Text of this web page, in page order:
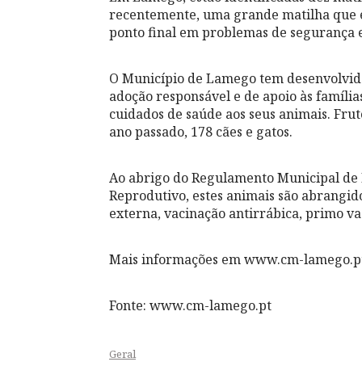
recentemente, uma grande matilha que
ponto final em problemas de
O Município de Lamego tem
adoção responsável e de apoio às
cuidados de saúde aos seus animais.
ano passado, 178 cães e gatos.
Ao abrigo do Regulamento Municipal
Reprodutivo, estes animais são
externa, vacinação antirrábica, primo
Mais informações em www.cm-
Fonte: www.cm-lamego.pt
Geral